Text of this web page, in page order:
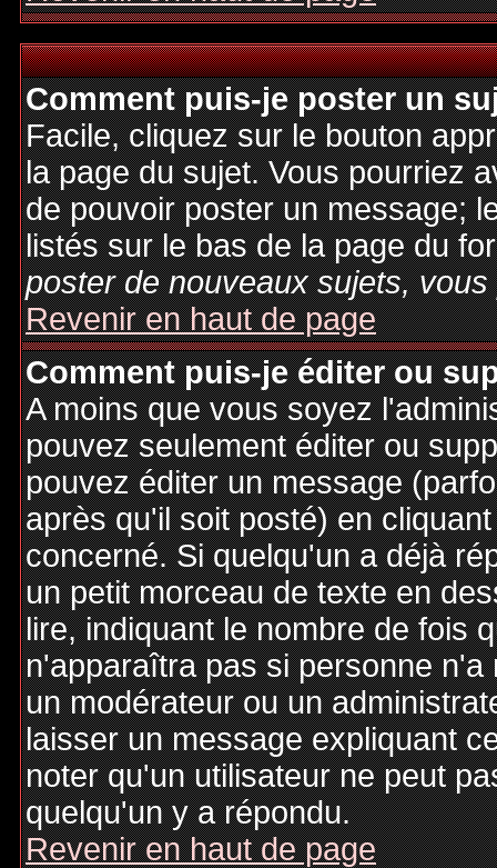
Comment puis-je poster un
Facile, cliquez sur le bouton
la page du sujet. Vous pourriez
de pouvoir poster un message;
listés sur le bas de la page du
poster de nouveaux sujets,
Revenir en haut de page
Comment puis-je éditer ou
A moins que vous soyez
pouvez seulement éditer ou
pouvez éditer un message
après qu'il soit posté) en
concerné. Si quelqu'un a déjà
un petit morceau de texte en
lire, indiquant le nombre de fois
n'apparaîtra pas si personne
un modérateur ou un
laisser un message expliquant
noter qu'un utilisateur ne peut
quelqu'un y a répondu.
Revenir en haut de page